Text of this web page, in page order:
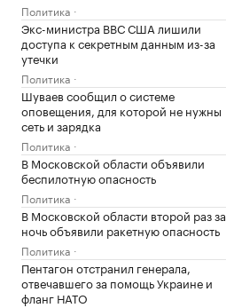
Политика
Экс-министра ВВС США лишили
доступа к секретным данным из-за
утечки
Политика
Шуваев сообщил о системе
оповещения, для которой не нужны
сеть и зарядка
Политика
В Московской области объявили
беспилотную опасность
Политика
В Московской области второй раз за
ночь объявили ракетную опасность
Политика
Пентагон отстранил генерала,
отвечавшего за помощь Украине и
фланг НАТО